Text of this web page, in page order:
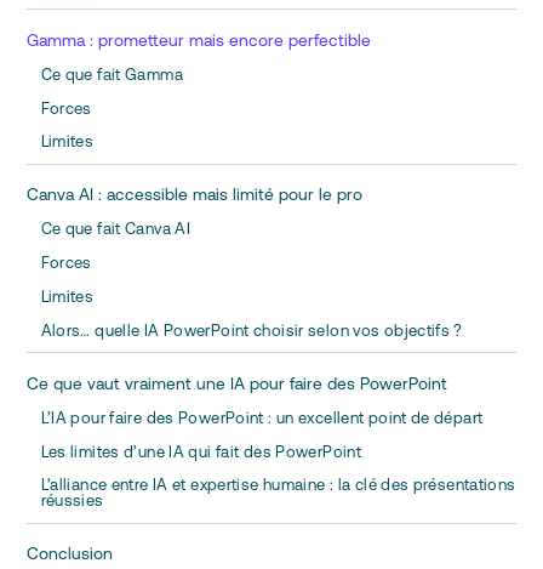
Gamma : prometteur mais encore perfectible
Ce que fait Gamma
Forces
Limites
Canva AI : accessible mais limité pour le pro
Ce que fait Canva AI
Forces
Limites
Alors… quelle IA PowerPoint choisir selon vos objectifs ?
Ce que vaut vraiment une IA pour faire des PowerPoint
L’IA pour faire des PowerPoint : un excellent point de départ
Les limites d’une IA qui fait des PowerPoint
L’alliance entre IA et expertise humaine : la clé des présentations
réussies
Conclusion